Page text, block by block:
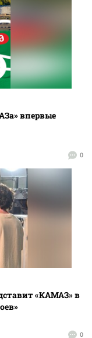
впервые
0
«КАМАЗ» в
0